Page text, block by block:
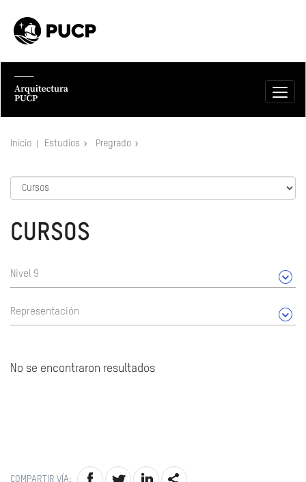
Inicio Estudios Pregrado
CURSOS
Nivel 9
Representación
No se encontraron resultados
COMPARTIR VÍA: